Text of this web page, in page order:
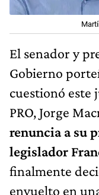
El senador y
Gobierno
cuestionó este
PRO, Jorge
renuncia a su
legislador
finalmente
envuelto en